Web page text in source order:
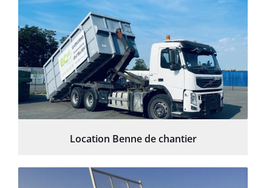
Location Benne de chantier